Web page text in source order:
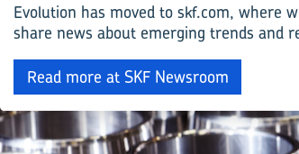
Evolution has moved to skf.com, where
share news about emerging trends and
Read more at SKF Newsroom